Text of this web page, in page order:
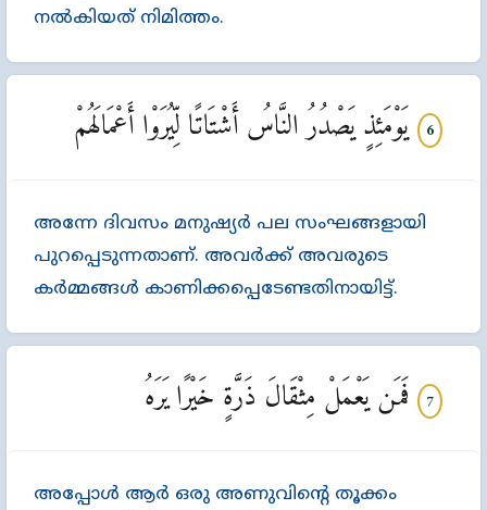
നല്‍കിയത്‌ നിമിത്തം.
അന്നേ ദിവസം മനുഷ്യര്‍ പല സംഘങ്ങളായി
പുറപ്പെടുന്നതാണ്‌. അവര്‍ക്ക്‌ അവരുടെ
കര്‍മ്മങ്ങള്‍ കാണിക്കപ്പെടേണ്ടതിനായിട്ട്‌.
6 يَوْمَئِذٍ يَصْدُرُ النَّاسُ أَشْتَاتًا لِّيُرَوْا أَعْمَالَهُمْ
അപ്പോള്‍ ആര്‍ ഒരു അണുവിന്‍റെ തൂക്കം
7 فَمَن يَعْمَلْ مِثْقَالَ ذَرَّةٍ خَيْرًا يَرَهُ